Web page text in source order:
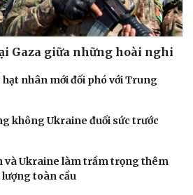
Gaza giữa những hoài nghi
hạt nhân mới đối phó với Trung
không Ukraine đuối sức trước
và Ukraine làm trầm trọng thêm
toàn cầu